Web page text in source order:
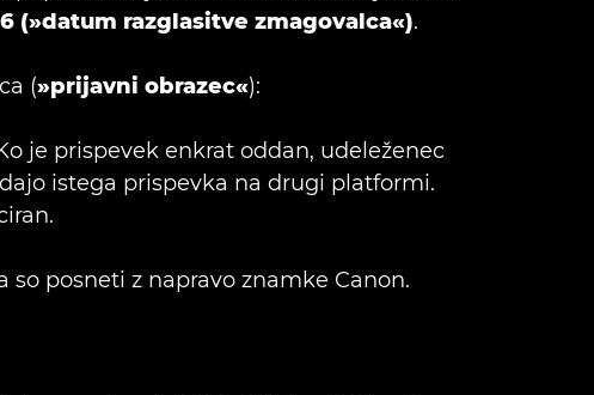
(»datum razglasitve zmagovalca«).
(»prijavni obrazec«):
je prispevek enkrat oddan, udeleženec
istega prispevka na drugi platformi.
posneti z napravo znamke Canon.